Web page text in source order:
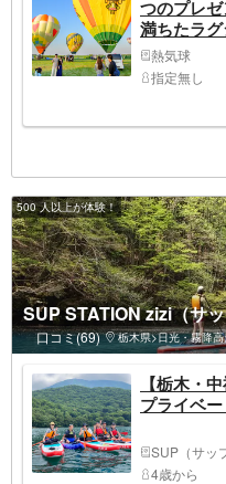
つのプレ
満ちたラ
に熱気球
指定無し
500 人以上が体験！
SUP STATION zizi（サ
口コミ(69) 栃木県>日光・霧降
【栃木・
プライベ
SUP（サッ
4歳から